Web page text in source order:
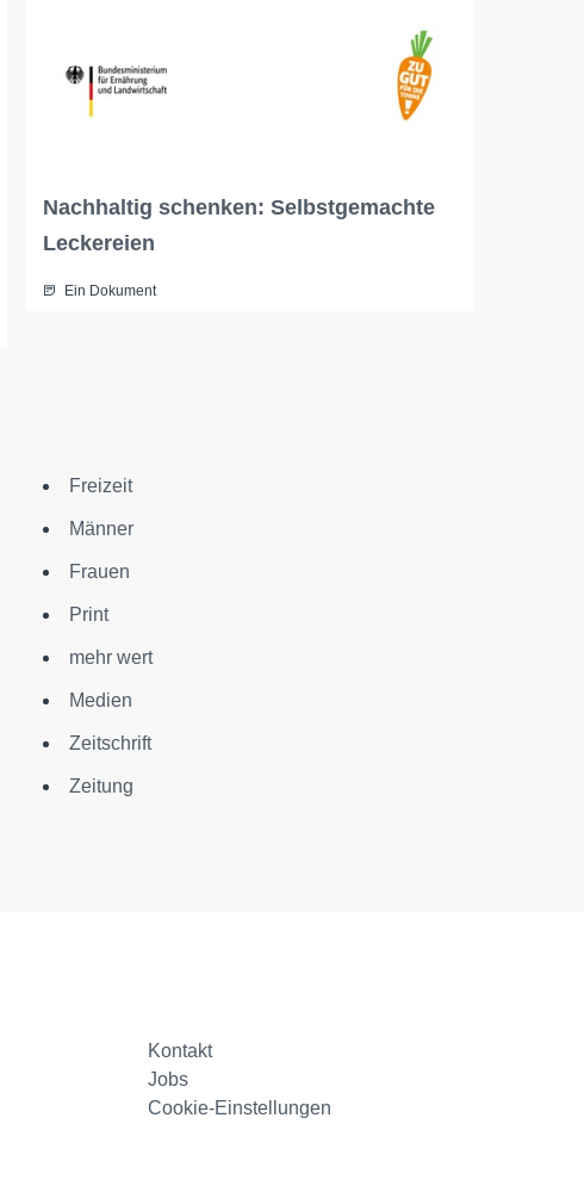
Nachhaltig schenken: Selbstgemachte
Leckereien
Ein Dokument
Freizeit
Männer
Frauen
Print
mehr wert
Medien
Zeitschrift
Zeitung
Kontakt
Jobs
Cookie-Einstellungen